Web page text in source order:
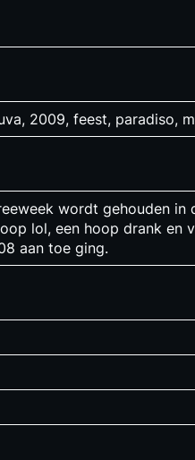
2009, feest, paradiso,
wordt gehouden in
lol, een hoop drank en
aan toe ging.